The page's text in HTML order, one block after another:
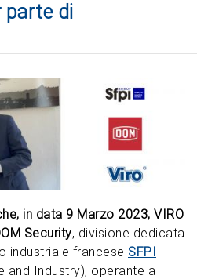
parte di
in data 9 Marzo 2023, VIRO
Security, divisione dedicata
industriale francese SFPI
and Industry), operante a